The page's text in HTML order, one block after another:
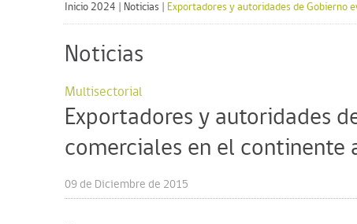
Inicio 2024 Noticias Exportadores y autoridades de Gobierno
Noticias
Multisectorial
Exportadores y autoridades
comerciales en el continente
09 de Diciembre de 2015